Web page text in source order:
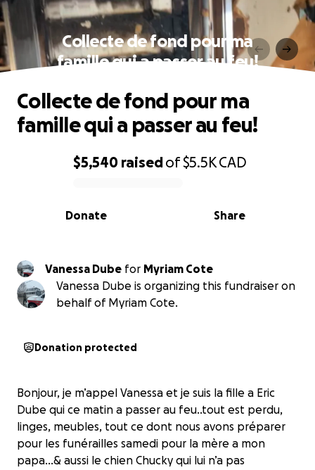
Collecte de fond pour ma
famille qui a passer au feu!
0% complete
$5,540 raisedof$5.5KCAD
Share
Donate
Collecte de fond pour ma
famille qui a passer au feu!
Vanessa Dube for Myriam Cote
Vanessa Dube is organizing this fundraiser on
behalf of Myriam Cote.
Donation protected
Bonjour, je m’appel Vanessa et je suis la fille a Eric
Dube qui ce matin a passer au feu..tout est perdu,
linges, meubles, tout ce dont nous avons préparer
pour les funérailles samedi pour la mère a mon
papa…& aussi le chien Chucky qui lui n’a pas